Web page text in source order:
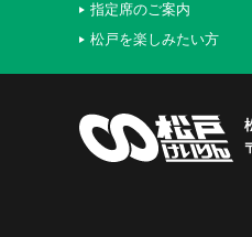
指定席のご案内
松戸を楽しみたい方